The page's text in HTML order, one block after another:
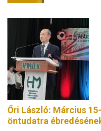
Őri László: Március
öntudatra